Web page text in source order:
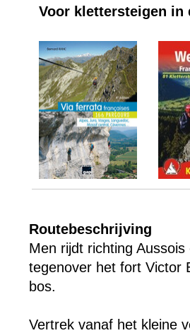
Voor klettersteigen in
Routebeschrijving
Men rijdt richting
tegenover het fort Victor
bos.
Vertrek vanaf het kleine